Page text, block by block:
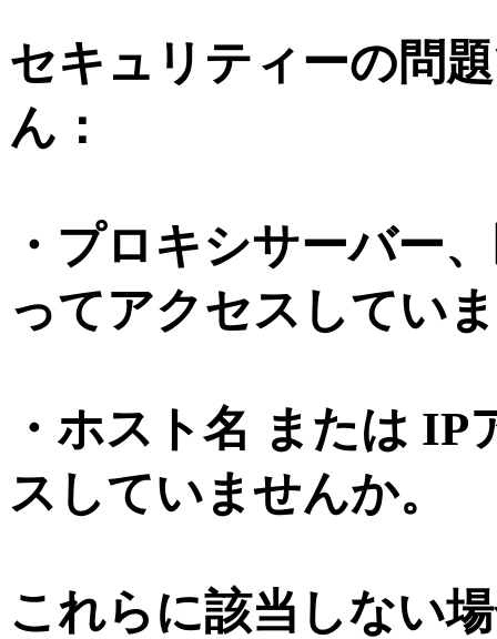
セキュリティーの問
ん：
・プロキシサーバー
ってアクセスしてい
・ホスト名 または
スしていませんか。
これらに該当しない